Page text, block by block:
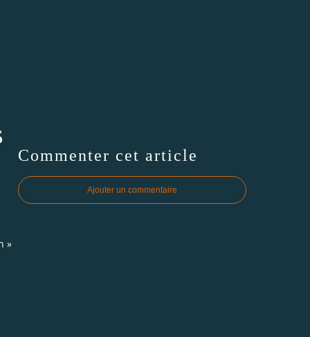
»
Commenter cet article
Ajouter un commentaire